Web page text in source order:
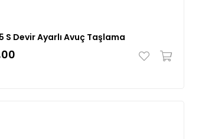
S Devir Ayarlı Avuç Taşlama